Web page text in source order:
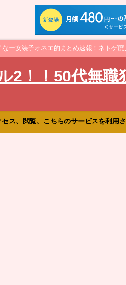
ー女装子オネエ的まとめ速報！ネトゲ
2！！50代無
ス、閲覧、こちらのサービスを利用